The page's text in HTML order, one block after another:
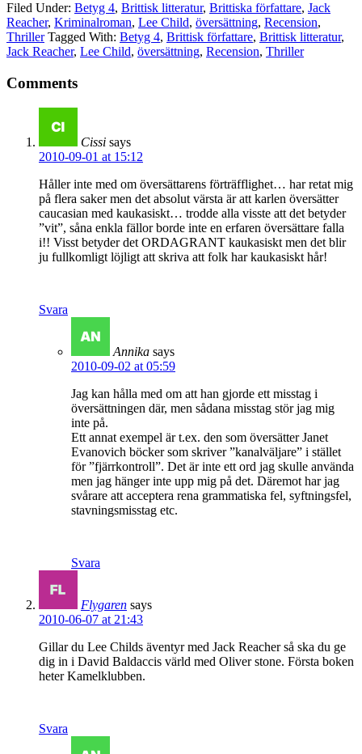
Filed Under: Betyg 4, Brittisk litteratur, Brittiska författare, Jack
Reacher, Kriminalroman, Lee Child, översättning, Recension,
Thriller Tagged With: Betyg 4, Brittisk författare, Brittisk litteratur,
Jack Reacher, Lee Child, översättning, Recension, Thriller
Comments
Cissi says
2010-09-01 at 15:12
Håller inte med om översättarens förträfflighet… har retat mig
på flera saker men det absolut värsta är att karlen översätter
caucasian med kaukasiskt… trodde alla visste att det betyder
”vit”, såna enkla fällor borde inte en erfaren översättare falla
i!! Visst betyder det ORDAGRANT kaukasiskt men det blir
ju fullkomligt löjligt att skriva att folk har kaukasiskt hår!
Svara
Annika says
2010-09-02 at 05:59
Jag kan hålla med om att han gjorde ett misstag i
översättningen där, men sådana misstag stör jag mig
inte på.
Ett annat exempel är t.ex. den som översätter Janet
Evanovich böcker som skriver ”kanalväljare” i stället
för ”fjärrkontroll”. Det är inte ett ord jag skulle använda
men jag hänger inte upp mig på det. Däremot har jag
svårare att acceptera rena grammatiska fel, syftningsfel,
stavningsmisstag etc.
Svara
Flygaren says
2010-06-07 at 21:43
Gillar du Lee Childs äventyr med Jack Reacher så ska du ge
dig in i David Baldaccis värld med Oliver stone. Första boken
heter Kamelklubben.
Svara